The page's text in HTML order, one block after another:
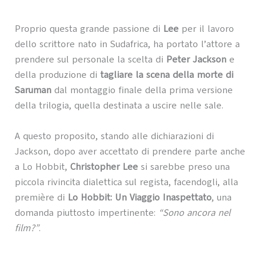
Proprio questa grande passione di Leeper il lavoro
dello scrittore nato in Sudafrica, ha portato l’attore a
prendere sul personale la scelta di Peter Jacksone
della produzione di tagliare la scena della morte di
Sarumandal montaggio finale della prima versione
della trilogia, quella destinata a uscire nelle sale.
A questo proposito, stando alle dichiarazioni di
Jackson, dopo aver accettato di prendere parte anche
a Lo Hobbit, Christopher Lee si sarebbe preso una
piccola rivincita dialettica sul regista, facendogli, alla
première di Lo Hobbit: Un Viaggio Inaspettato, una
domanda piuttosto impertinente: “Sono ancora nel
film?”.